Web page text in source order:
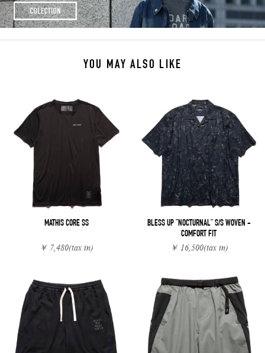
YOU MAY ALSO LIKE
MATHIS CORE SS
￥ 7,480(tax in)
BLESS UP "NOCTURNAL" S/S WOVEN -
COMFORT FIT
￥ 16,500(tax in)